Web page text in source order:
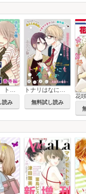
AneLaLa トナリはなにを食う人ぞ 番外編
読み
トナリはなにを食う人ぞ ほろよい ～高倉花の場合～［1話売り］
無料試し読み
花